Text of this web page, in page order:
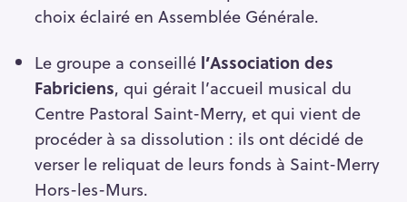
choix éclairé en Assemblée Générale.
Le groupe a conseillé l’Association des
Fabriciens, qui gérait l’accueil musical du
Centre Pastoral Saint-Merry, et qui vient de
procéder à sa dissolution : ils ont décidé de
verser le reliquat de leurs fonds à Saint-Merry
Hors-les-Murs.
S
a
r
c
h
f
o